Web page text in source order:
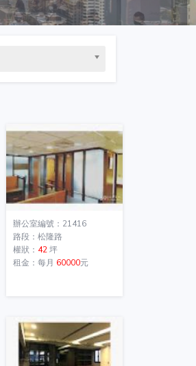
辦公室編號：21416
路段：松隆路
權狀： 42坪
租金：每月 60000元